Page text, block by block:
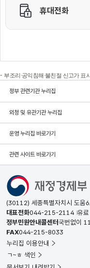
부조리·공익침해·불친절 신고가 표
정부 관련기관 누리집
외청 및 유관기관 누리집
운영 누리집 바로가기
관련 사이트 바로가기
(30112) 세종특별자치시 도움
대표전화044-215-2114 유료
정부민원안내콜센터국번없이
FAX044-215-8033
누리집 이용안내
ㄱ~ㅎ 색인